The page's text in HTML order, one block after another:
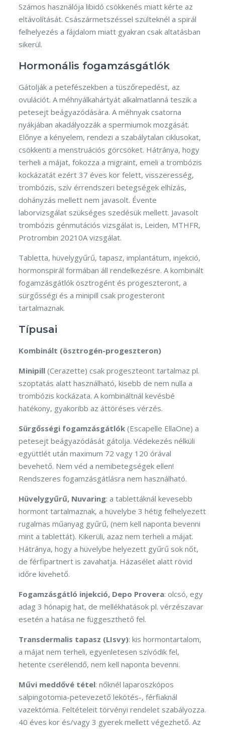
Számos használója libidó csökkenés miatt kérte az
eltávolítását. Császármetszéssel szülteknél a spirál
felhelyezés a fájdalom miatt gyakran csak altatásban
sikerül.
Hormonális fogamzásgátlók
Gátolják a petefészekben a tüszőrepedést, az
ovulációt. A méhnyálkahártyát alkalmatlanná teszik a
petesejt beágyazódására. A méhnyak csatorna
nyákjában akadályozzák a spermiumok mozgását.
Előnye a kényelem, rendezi a szabálytalan ciklusokat,
csökkenti a menstruációs görcsöket. Hátránya, hogy
terheli a májat, fokozza a migraint, emeli a trombózis
kockázatát ezért 37 éves kor felett, visszeresség,
trombózis, szív érrendszeri betegségek elhízás,
dohányzás mellett nem javasolt. Évente
laborvizsgálat szükséges szedésük mellett. Javasolt
trombózis génmutációs vizsgálat is, Leiden, MTHFR,
Protrombin 20210A vizsgálat.
Tabletta, hüvelygyűrű, tapasz, implantátum, injekció,
hormonspirál formában áll rendelkezésre. A kombinált
fogamzásgátlók ösztrogént és progeszteront, a
sürgősségi és a minipill csak progesteront
tartalmaznak.
Típusai
Kombinált (ösztrogén-progeszteron)
Minipill(Cerazette) csak progeszteont tartalmaz pl.
szoptatás alatt használható, kisebb de nem nulla a
trombózis kockázata. A kombináltnál kevésbé
hatékony, gyakoribb az áttöréses vérzés.
Sürgősségi fogamzásgátlók(Escapelle EllaOne) a
petesejt beágyazódását gátolja. Védekezés nélküli
együttlét után maximum 72 vagy 120 órával
bevehető. Nem véd a nemibetegségek ellen!
Rendszeres fogamzásgátlásra nem használható.
Hüvelygyűrű, Nuvaring: a tablettáknál kevesebb
hormont tartalmaznak, a hüvelybe 3 hétig felhelyezett
rugalmas műanyag gyűrű, (nem kell naponta bevenni
mint a tablettát). Kikerüli, azaz nem terheli a májat.
Hátránya, hogy a hüvelybe helyezett gyűrű sok nőt,
de férfipartnert is zavahatja. Házasélet alatt rövid
időre kivehető.
Fogamzásgátló injekció, Depo Provera: olcsó, egy
adag 3 hónapig hat, de mellékhatások pl. vérzészavar
esetén a hatása ne függeszthető fel.
Transdermalis tapasz (LIsvy): kis hormontartalom,
a májat nem terheli, egyenletesen szívódik fel,
hetente cserélendő, nem kell naponta bevenni.
Művi meddővé tétel: nőknél laparoszkópos
salpingotomia-petevezető lekötés-, férfiaknál
vazektómia. Feltételeit törvényi rendelet szabályozza.
40 éves kor és/vagy 3 gyerek mellett végezhető. Az